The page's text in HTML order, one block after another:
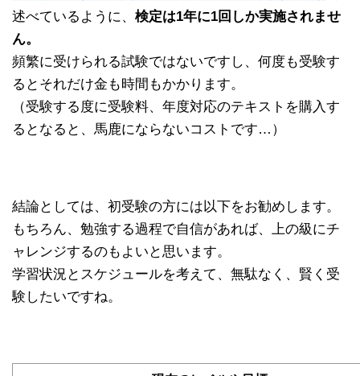
述べているように、 検定は1年に1回しか実施されませ
ん。
頻繁に受けられる試験ではないですし、何度も受験す
るとそれだけ金も時間もかかります。
（受験する度に受験料、年度対応のテキストを購入す
るとなると、馬鹿にならないコストです…）
結論としては、初受験の方には以下をお勧めします。
もちろん、勉強する過程で自信があれば、上の級にチ
ャレンジするのもよいと思います。
学習状況とスケジュールを考えて、無駄なく、賢く受
験したいですね。